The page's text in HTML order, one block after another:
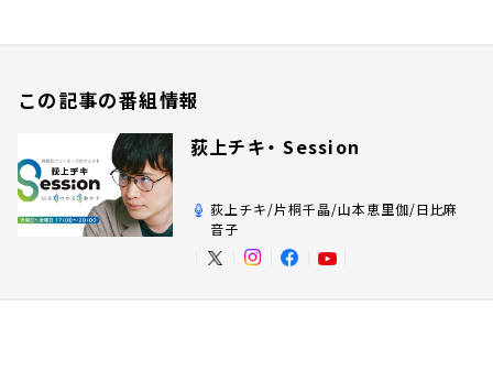
この記事の番組情報
荻上チキ・ Session
荻上チキ/片桐千晶/山本恵里伽/日比麻
音子